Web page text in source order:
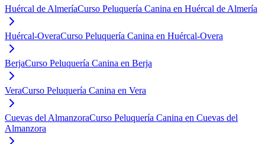
Huércal de AlmeríaCurso Peluquería Canina en Huércal de Almería
Huércal-OveraCurso Peluquería Canina en Huércal-Overa
BerjaCurso Peluquería Canina en Berja
VeraCurso Peluquería Canina en Vera
Cuevas del AlmanzoraCurso Peluquería Canina en Cuevas del
Almanzora